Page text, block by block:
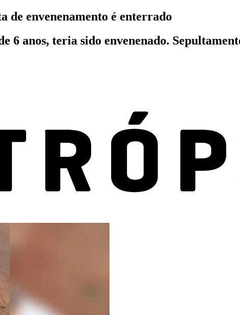
de envenenamento é enterrado
6 anos, teria sido envenenado.